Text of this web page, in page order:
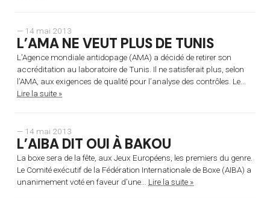
— 14 mai 2013
L’AMA NE VEUT PLUS DE TUNIS
L’Agence mondiale antidopage (AMA) a décidé de retirer son
accréditation au laboratoire de Tunis. Il ne satisferait plus, selon
l’AMA, aux exigences de qualité pour l’analyse des contrôles. Le...
Lire la suite »
— 14 mai 2013
L’AIBA DIT OUI À BAKOU
La boxe sera de la fête, aux Jeux Européens, les premiers du genre.
Le Comité exécutif de la Fédération Internationale de Boxe (AIBA) a
unanimement voté en faveur d’une... Lire la suite »